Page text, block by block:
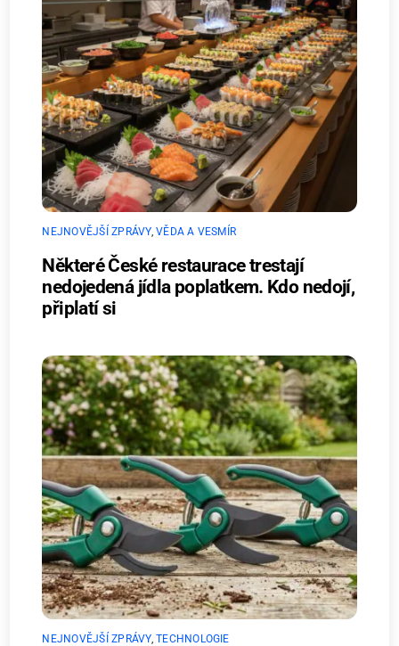
NEJNOVĚJŠÍ ZPRÁVY,VĚDA A VESMÍR
Některé České restaurace trestají
nedojedená jídla poplatkem. Kdo nedojí,
připlatí si
NEJNOVĚJŠÍ ZPRÁVY,TECHNOLOGIE